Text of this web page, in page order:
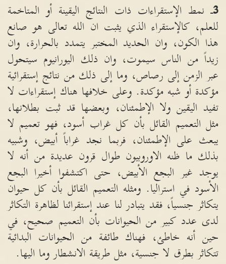
3ـ نمط الإستقراءات ذات النتائج اليقينة أو المتاخمة
للعلم، كالإستقراء الذي يثبت ان الله تعالى هو صانع
هذا الكون، وان الحديد المختبر يتمدد بالحرارة، وان
زيداً من الناس سيموت، وان ذلك اليورانيوم سيتحول
عبر الزمن إلى رصاص، وما إلى ذلك من نتائج إستقرائية
مؤكدة أو شبه مؤكدة.وعلى خلافها هناك إستقراءات لا
تفيد اليقين ولا الإطمئنان، وبعضها قد ثبت بطلانها،
مثل التعميم القائل بأن كل غراب أسود، فهو تعميم لا
يبعث على الإطمئنان، فربما نجد غراباً أبيض، وشبيه
بذلك ما ظنه الاوروبيون طوال قرون عديدة من أنه لا
يوجد غير البجع الأبيض، حتى اكتشفوا أخيرا البجع
الأسود في استراليا. ومثله التعميم القائل بأن كل حيوان
يتكاثر جنسياً، فقد يتبادر لنا عند إستقرائنا لظاهرة التكاثر
لدى عدد كبير من الحيوانات بأن التعميم صحيح، في
حين أنه خاطئ، فهناك طائفة من الحيوانات البدائية
تتكاثر بطرق لا جنسية، مثل طريقة الانشطار وما اليها.